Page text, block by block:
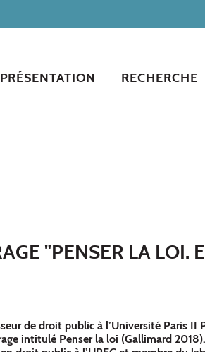
PRÉSENTATION RECHERCHE
"PENSER LA LOI.
de droit public à l’Université Paris II
intitulé Penser la loi (Gallimard